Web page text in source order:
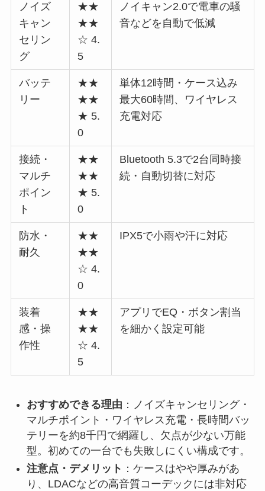
ノイズ
キャン
セリン
グ
★★
★★
☆ 4.
5
ノイキャン2.0で電車の騒
音などを自動で低減
バッテ
リー
★★
★★
★ 5.
0
単体12時間・ケース込み
最大60時間、ワイヤレス
充電対応
接続・
マルチ
ポイン
ト
★★
★★
★ 5.
0
Bluetooth 5.3で2台同時接
続・自動切替に対応
防水・
耐久
★★
★★
☆ 4.
0
IPX5で小雨や汗に対応
装着
感・操
作性
★★
★★
☆ 4.
5
アプリでEQ・ボタン割当
を細かく設定可能
おすすめできる理由 ：ノイズキャンセリング・
マルチポイント・ワイヤレス充電・長時間バッ
テリーを約8千円で網羅し、欠点が少ない万能
型。初めての一台でも失敗しにくい構成です。
注意点・デメリット ：ケースはやや厚みがあ
り、LDACなどの高音質コーデックには非対応